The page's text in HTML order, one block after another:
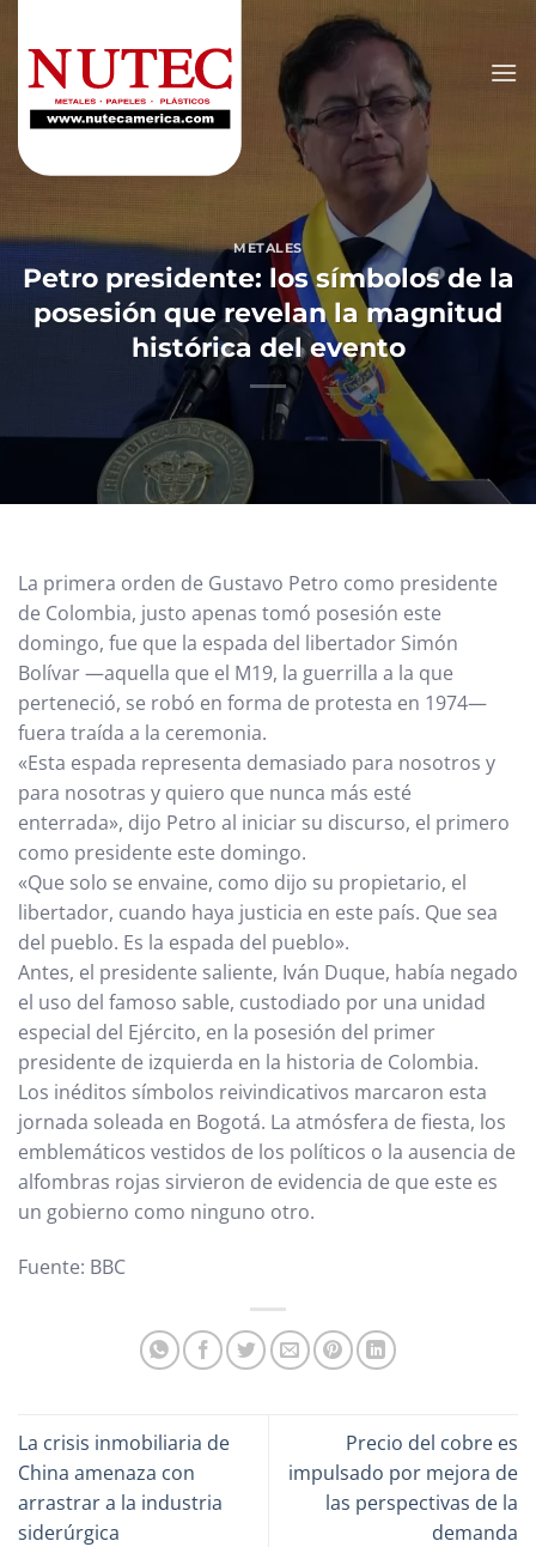
contenido
METALES
Petro presidente: los símbolos de la
posesión que revelan la magnitud
histórica del evento
La primera orden de Gustavo Petro como presidente
de Colombia, justo apenas tomó posesión este
domingo, fue que la espada del libertador Simón
Bolívar —aquella que el M19, la guerrilla a la que
perteneció, se robó en forma de protesta en 1974—
fuera traída a la ceremonia.
«Esta espada representa demasiado para nosotros y
para nosotras y quiero que nunca más esté
enterrada», dijo Petro al iniciar su discurso, el primero
como presidente este domingo.
«Que solo se envaine, como dijo su propietario, el
libertador, cuando haya justicia en este país. Que sea
del pueblo. Es la espada del pueblo».
Antes, el presidente saliente, Iván Duque, había negado
el uso del famoso sable, custodiado por una unidad
especial del Ejército, en la posesión del primer
presidente de izquierda en la historia de Colombia.
Los inéditos símbolos reivindicativos marcaron esta
jornada soleada en Bogotá. La atmósfera de fiesta, los
emblemáticos vestidos de los políticos o la ausencia de
alfombras rojas sirvieron de evidencia de que este es
un gobierno como ninguno otro.
Fuente: BBC
La crisis inmobiliaria de
China amenaza con
arrastrar a la industria
siderúrgica
Precio del cobre es
impulsado por mejora de
las perspectivas de la
demanda